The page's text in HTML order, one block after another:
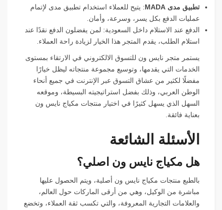
تطبيق مدى MADA: يتيح للعملاء استخدام تطبيق مدى لإتمام
عمليات الدفع بكل يسر، وسرعة، وأمان.
الدفع عند الاستلام داخل السعودية: لمن يفضلون الدفع نقدًا عند
استلام الطلب، يقدم المتجر هذا الخيار لزيادة راحة العملاء.
يستمر متجر نايس ون للتسوق الالكتروني في الارتقاء بمستوى
الخدمات التي يقدمها، وتوسيع مجموعة منتجاته ليظل خيارًا
مفضلًا لكثير من عشاق التسوق عبر الإنترنت في جميع أنحاء
الوطن العربي، وذلك بفضل استراتيجيته البسيطة، وموقعه
السهل الذي يسهل كثيرًا في اختيار منتجات مكياج نايس ون
بعناية فائقة.
الأسئلة الشائعة
هل مكياج نايس ون اصلي؟
بالطبع منتجات مكياج نايس ون أصلية، ويتم الحصول عليها
مباشرة من الوكيل، وهي من أرقى الماركات حول العالم،
والعلامات التجارية المعروفة، والتي تكسب ثقة العملاء، وتخضع